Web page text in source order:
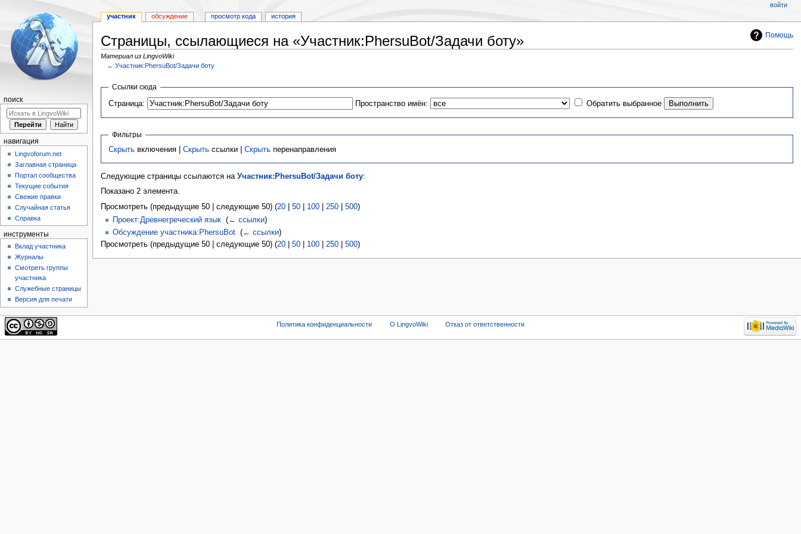
Помощь
Страницы, ссылающиеся на «Участник:PhersuBot/Задачи боту»
Материал из LingvoWiki
←Участник:PhersuBot/Задачи боту
Перейти
навигации
Перейти
поиску
Ссылки сюда
Страница: Пространство имён: Обратить выбранное
Фильтры
Скрыть включения |Скрыть ссылки |Скрыть перенаправления
Следующие страницы ссылаются на Участник:PhersuBot/Задачи боту:
Показано 2 элемента.
Просмотреть (предыдущие 50 | следующие 50) (20| 50| 100| 250| 500)
Проект:Древнегреческий язык‎ (← ссылки)
Обсуждение участника:PhersuBot‎ (← ссылки)
Просмотреть (предыдущие 50 | следующие 50) (20| 50| 100| 250| 500)
участник обсуждение просмотр кода история
войти
поиск
навигация
Lingvoforum.net
Заглавная страница
Портал сообщества
Текущие события
Свежие правки
Случайная статья
Справка
инструменты
Вклад участника
Журналы
Смотреть группы
участника
Служебные страницы
Версия для печати
Политика конфиденциальности О LingvoWiki Отказ от ответственности